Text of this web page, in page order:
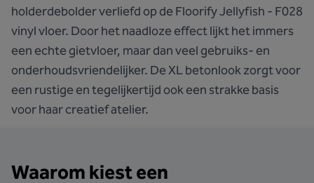
holderdebolder verliefd op de Floorify Jellyfish - F028
vinyl vloer. Door het naadloze effect lijkt het immers
een echte gietvloer, maar dan veel gebruiks- en
onderhoudsvriendelijker. De XL betonlook zorgt voor
een rustige en tegelijkertijd ook een strakke basis
voor haar creatief atelier.
Waarom kiest een